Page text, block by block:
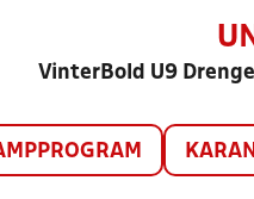
VinterBold U9